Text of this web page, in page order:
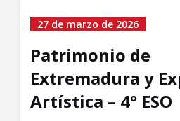
27 de marzo de 2026
Patrimonio de
Extremadura y
Artística – 4° ESO